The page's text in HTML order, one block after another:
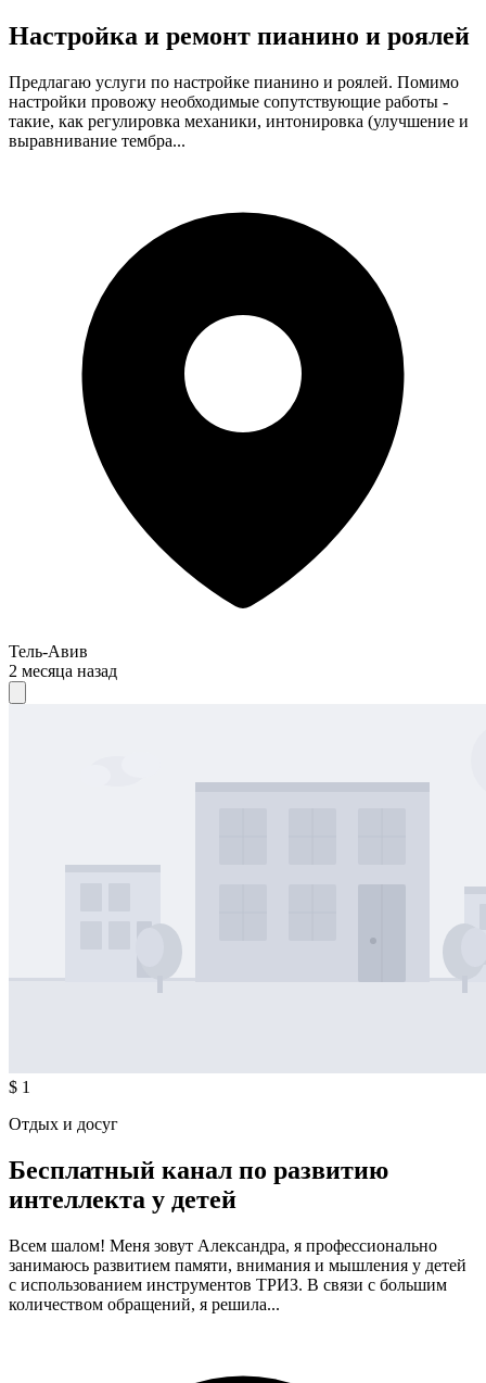
Настройка и ремонт пианино и роялей
Предлагаю услуги по настройке пианино и роялей. Помимо
настройки провожу необходимые сопутствующие работы -
такие, как регулировка механики, интонировка (улучшение и
выравнивание тембра...
Тель-Авив
2 месяца назад
$ 1
Отдых и досуг
Бесплатный канал по развитию
интеллекта у детей
Всем шалом! Меня зовут Александра, я профессионально
занимаюсь развитием памяти, внимания и мышления у детей
с использованием инструментов ТРИЗ. В связи с большим
количеством обращений, я решила...